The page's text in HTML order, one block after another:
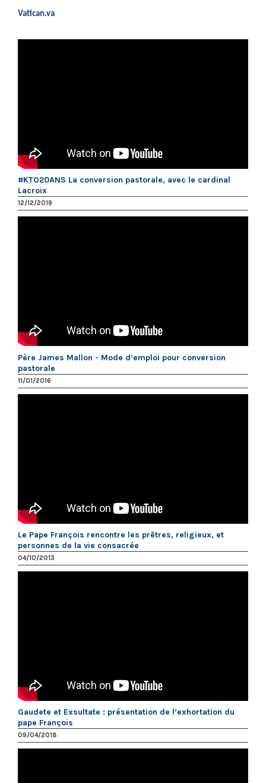
Vatican.va
#KTO20ANS La conversion pastorale, avec le cardinal
Lacroix
12/12/2019
Père James Mallon - Mode d’emploi pour conversion
pastorale
11/01/2016
Le Pape François rencontre les prêtres, religieux, et
personnes de la vie consacrée
04/10/2013
Gaudete et Exsultate : présentation de l’exhortation du
pape François
09/04/2018